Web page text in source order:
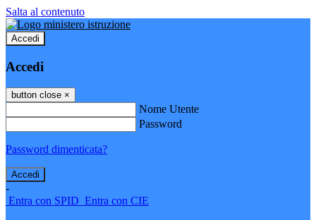
Salta al contenuto
Accedi
Accedi
button close ×
Nome Utente
Password
Password dimenticata?
-
Entra con SPID Entra con CIE